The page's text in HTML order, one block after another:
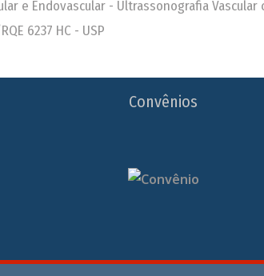
e Endovascular - Ultrassonografia Vascular
6237 HC - USP
Convênios